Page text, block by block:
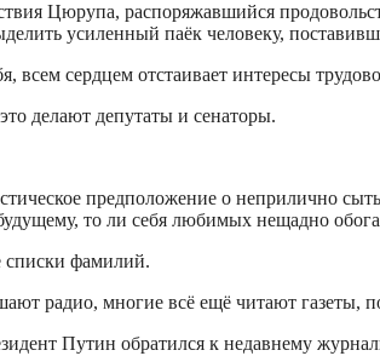
Цюрупа, распоряжавшийся
усиленный паёк человеку,
всем сердцем отстаивает интересы
делают депутаты и сенаторы.
предположение о неприлично
то ли себя любимых нещадно
списки фамилий.
радио, многие всё ещё читают
Путин обратился к недавнему